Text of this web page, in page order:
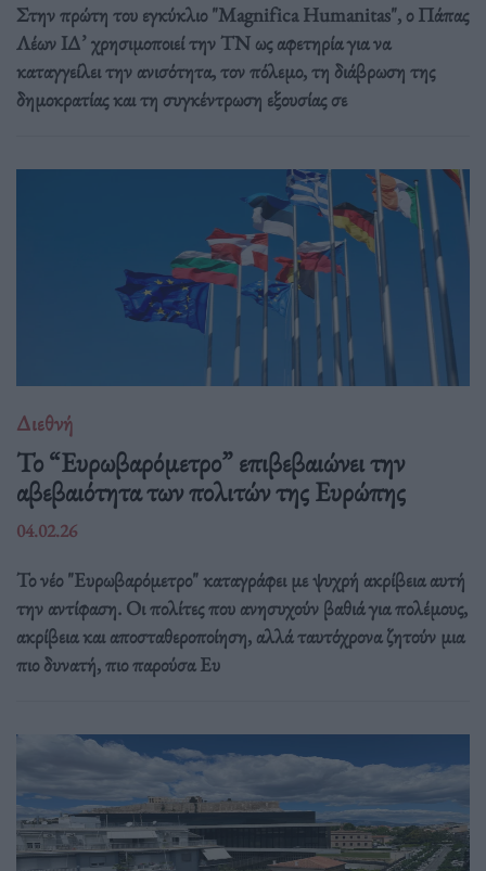
Στην πρώτη του εγκύκλιο "Magnifica Humanitas", ο Πάπας
Λέων ΙΔ’ χρησιμοποιεί την ΤΝ ως αφετηρία για να
καταγγείλει την ανισότητα, τον πόλεμο, τη διάβρωση της
δημοκρατίας και τη συγκέντρωση εξουσίας σε
Διεθνή
Το “Ευρωβαρόμετρο” επιβεβαιώνει την
αβεβαιότητα των πολιτών της Ευρώπης
04.02.26
Το νέο "Ευρωβαρόμετρο" καταγράφει με ψυχρή ακρίβεια αυτή
την αντίφαση. Oι πολίτες που ανησυχούν βαθιά για πολέμους,
ακρίβεια και αποσταθεροποίηση, αλλά ταυτόχρονα ζητούν μια
πιο δυνατή, πιο παρούσα Ευ